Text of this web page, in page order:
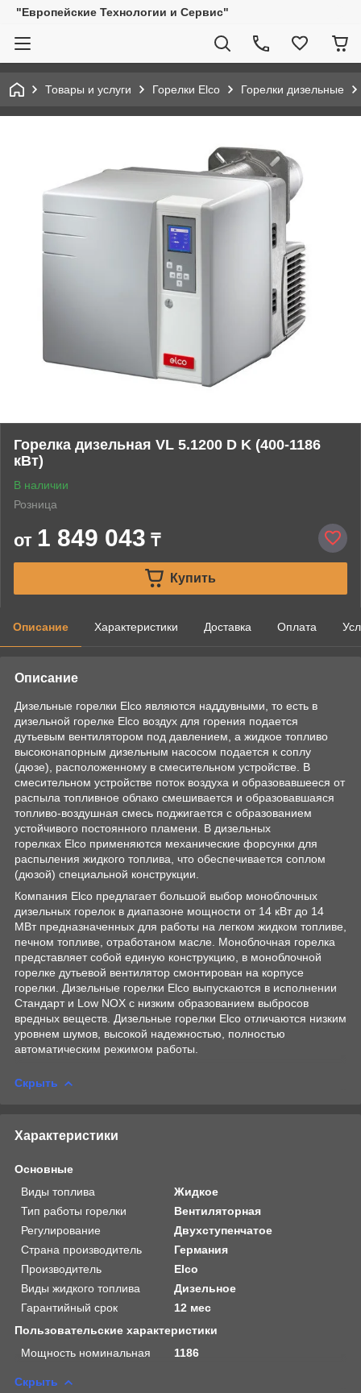
"Европейские Технологии и Сервис"
Товары и услуги Горелки Elco Горелки дизельные
Горелка дизельная VL 5.1200 D K (400-1186
кВт)
В наличии
Розница
от 1 849 043 ₸
Купить
Описание Характеристики Доставка Оплата
Описание
Дизельные горелки Elco являются наддувными, то есть в
дизельной горелке Elco воздух для горения подается
дутьевым вентилятором под давлением, а жидкое топливо
высоконапорным дизельным насосом подается к соплу
(дюзе), расположенному в смесительном устройстве. В
смесительном устройстве поток воздуха и образовавшееся от
распыла топливное облако смешивается и образовавшаяся
топливо-воздушная смесь поджигается с образованием
устойчивого постоянного пламени. В дизельных
горелках Elco применяются механические форсунки для
распыления жидкого топлива, что обеспечивается соплом
(дюзой) специальной конструкции.
Компания Elco предлагает большой выбор моноблочных
дизельных горелок в диапазоне мощности от 14 кВт до 14
МВт предназначенных для работы на легком жидком топливе,
печном топливе, отработаном масле. Моноблочная горелка
представляет собой единую конструкцию, в моноблочной
горелке дутьевой вентилятор смонтирован на корпусе
горелки. Дизельные горелки Elco выпускаются в исполнении
Стандарт и Low NOX с низким образованием выбросов
вредных веществ. Дизельные горелки Elco отличаются низким
уровнем шумов, высокой надежностью, полностью
автоматическим режимом работы.
Скрыть
Характеристики
Основные
Виды топлива
Жидкое
Тип работы горелки
Вентиляторная
Регулирование
Двухступенчатое
Страна производитель
Германия
Производитель
Elco
Виды жидкого топлива
Дизельное
Гарантийный срок
12 мес
Пользовательские характеристики
Мощность номинальная
1186
Скрыть